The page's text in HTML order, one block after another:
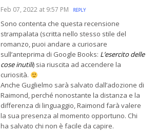
Feb 07, 2022 at 9:57 PM REPLY
Sono contenta che questa recensione
strampalata (scritta nello stesso stile del
romanzo, puoi andare a curiosare
sull’anteprima di Google Books: L’esercito delle
cose inutili) sia riuscita ad accendere la
curiosità.
Anche Guglielmo sarà salvato dall’adozione di
Raimond, perché nonostante la distanza e la
differenza di linguaggio, Raimond farà valere
la sua presenza al momento opportuno. Chi
ha salvato chi non è facile da capire.